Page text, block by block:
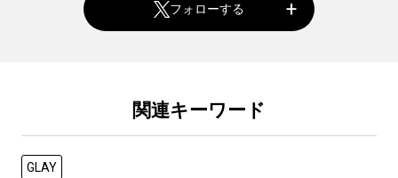
フォローする
関連キーワード
GLAY